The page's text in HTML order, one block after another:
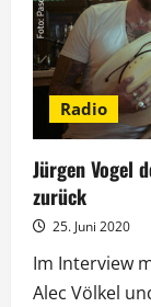
Radio
Jürgen Vogel
zurück
25. Juni 2020
Im Interview
Alec Völkel